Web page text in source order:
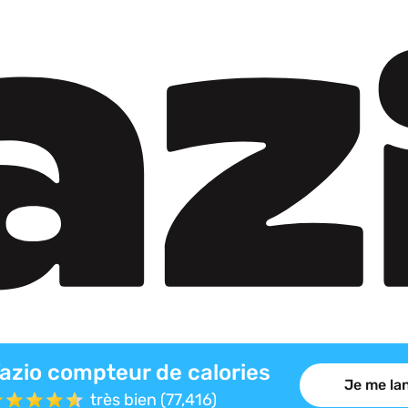
compteur de calories
très bien (77,416)
Je me